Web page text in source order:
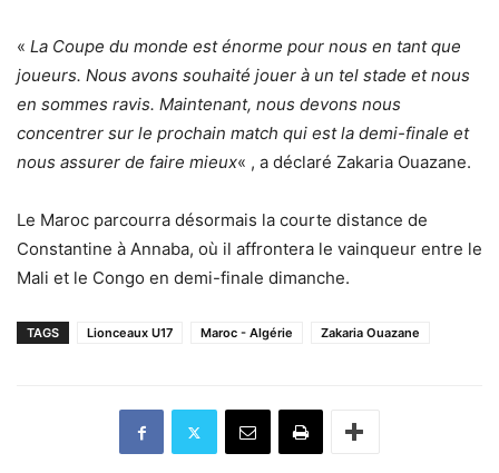
« La Coupe du monde est énorme pour nous en tant que
joueurs. Nous avons souhaité jouer à un tel stade et nous
en sommes ravis. Maintenant, nous devons nous
concentrer sur le prochain match qui est la demi-finale et
nous assurer de faire mieux« , a déclaré Zakaria Ouazane.
Le Maroc parcourra désormais la courte distance de
Constantine à Annaba, où il affrontera le vainqueur entre le
Mali et le Congo en demi-finale dimanche.
TAGS Lionceaux U17 Maroc - Algérie Zakaria Ouazane